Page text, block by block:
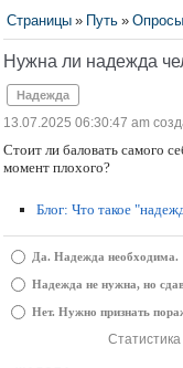
Страницы » Путь » Опросы
Нужна ли надежда
Надежда
13.07.2025 06:30:47 am
Стоит ли баловать самого
момент плохого?
Блог: Что такое
Да. Надежда необходима.
Надежда не нужна, но
Нет. Нужно признать